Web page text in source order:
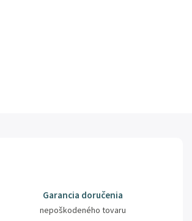
Garancia doručenia
nepoškodeného tovaru